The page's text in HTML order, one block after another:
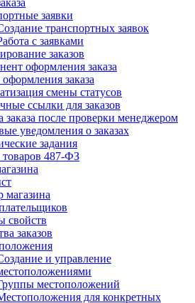
заявки
транспортных заявок
с заявками
заказов
оформления заказа
заказа
смены статусов
ссылки для заказов
заказа после проверки менеджером
уведомления о заказах
задания
487-ФЗ
магазина
свойств
заказов
и управление
местоположений
для конкретных